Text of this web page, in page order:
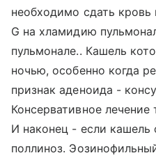
необходимо сдать
G на хламидию
пульмонале.. Кашель
ночью, особенно когда
признак аденоида -
Консервативное
И наконец - если
поллиноз.